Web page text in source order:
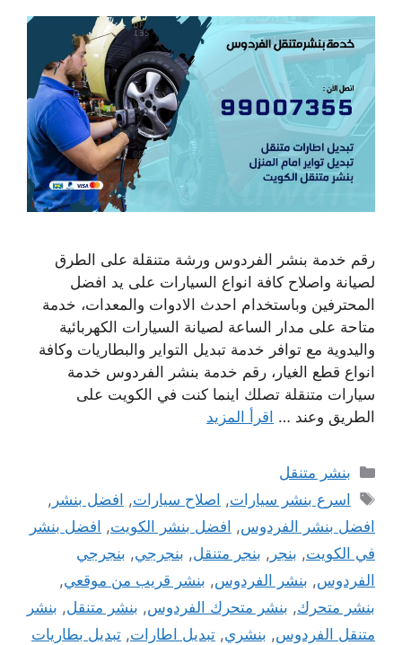
رقم خدمة بنشر الفردوس ورشة متنقلة على الطرق
لصيانة واصلاح كافة انواع السيارات على يد افضل
المحترفين وباستخدام احدث الادوات والمعدات، خدمة
متاحة على مدار الساعة لصيانة السيارات الكهربائية
واليدوية مع توافر خدمة تبديل التواير والبطاريات وكافة
انواع قطع الغيار، رقم خدمة بنشر الفردوس خدمة
سيارات متنقلة تصلك اينما كنت في الكويت على
الطريق وعند … اقرأ المزيد
التصنيفات
بنشر متنقل
الوسوم
اسرع بنشر سيارات, اصلاح سيارات, افضل بنشر ,
افضل بنشر الفردوس, افضل بنشر الكويت, افضل بنشر
في الكويت, بنجر , بنجر متنقل, بنجرجي, بنجرجي
الفردوس, بنشر الفردوس, بنشر قريب من موقعي,
بنشر متحرك, بنشر متحرك الفردوس, بنشر متنقل, بنشر
متنقل الفردوس, بنشري, تبديل اطارات, تبديل بطاريات